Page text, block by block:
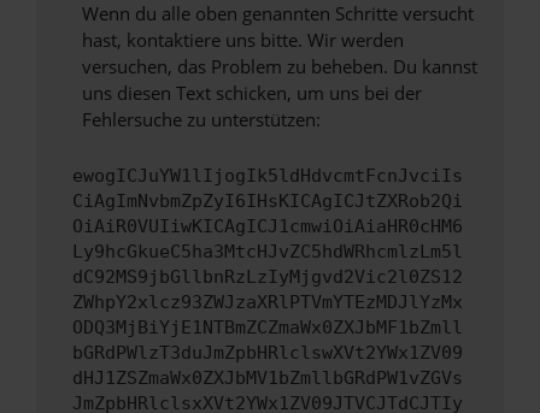
Wenn du alle oben genannten Schritte versucht
hast, kontaktiere uns bitte. Wir werden
versuchen, das Problem zu beheben. Du kannst
uns diesen Text schicken, um uns bei der
Fehlersuche zu unterstützen:
ewogICJuYW1lIjogIk5ldHdvcmtFcnJvciIs
CiAgImNvbmZpZyI6IHsKICAgICJtZXRob2Qi
OiAiR0VUIiwKICAgICJ1cmwiOiAiaHR0cHM6
Ly9hcGkueC5ha3MtcHJvZC5hdWRhcmlzLm5l
dC92MS9jbGllbnRzLzIyMjgvd2Vic2l0ZS12
ZWhpY2xlcz93ZWJzaXRlPTVmYTEzMDJlYzMx
ODQ3MjBiYjE1NTBmZCZmaWx0ZXJbMF1bZmll
bGRdPWlzT3duJmZpbHRlclswXVt2YWx1ZV09
dHJ1ZSZmaWx0ZXJbMV1bZmllbGRdPW1vZGVs
JmZpbHRlclsxXVt2YWx1ZV09JTVCJTdCJTIy